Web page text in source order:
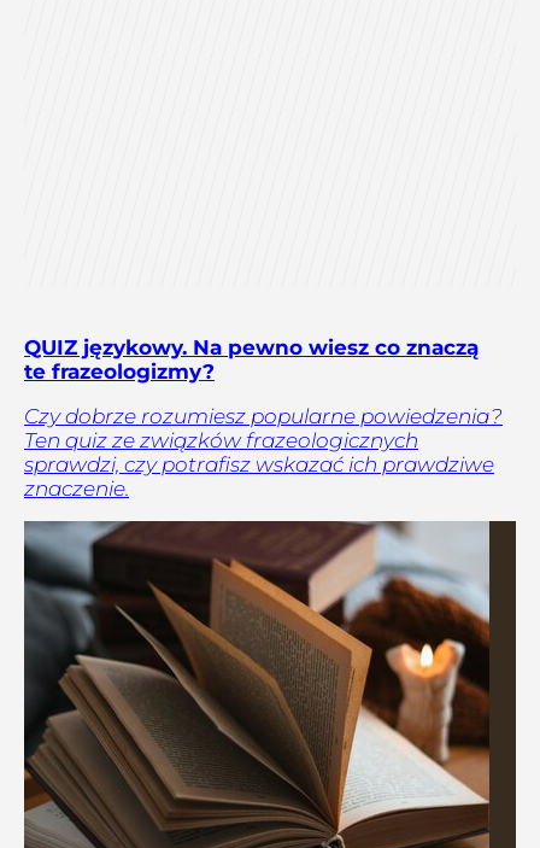
QUIZ językowy. Na pewno wiesz co znaczą
te frazeologizmy?
Czy dobrze rozumiesz popularne powiedzenia?
Ten quiz ze związków frazeologicznych
sprawdzi, czy potrafisz wskazać ich prawdziwe
znaczenie.